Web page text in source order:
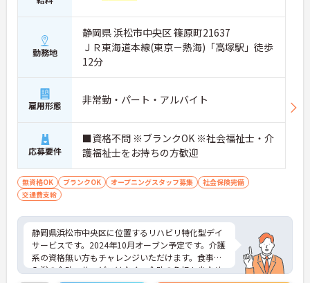
勤務地
静岡県 浜松市中央区 篠原町21637
ＪＲ東海道本線(東京－熱海)「高塚駅」徒歩
12分
雇用形態 非常勤・パート・アルバイト
応募要件
■資格不問 ※ブランクOK ※社会福祉士・介
護福祉士をお持ちの方歓迎
無資格OK ブランクOK オープニングスタッフ募集
社会保険完備
交通費支給
静岡県浜松市中央区に位置するリハビリ特化型デイ
サービスです。2024年10月オーブン予定です。介護
系の資格無い方もチャレンジいただけます。食事や
入浴の介助・サービスはなく、介助の負担も少なめ